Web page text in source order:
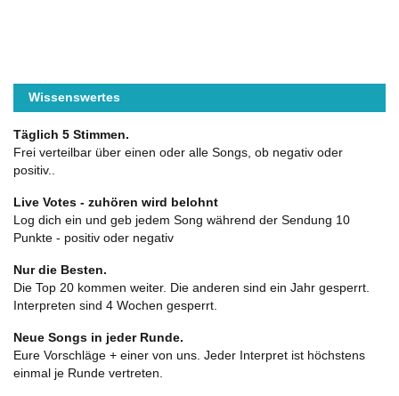
Wissenswertes
Täglich 5 Stimmen.
Frei verteilbar über einen oder alle Songs, ob negativ oder
positiv..
Live Votes - zuhören wird belohnt
Log dich ein und geb jedem Song während der Sendung 10
Punkte - positiv oder negativ
Nur die Besten.
Die Top 20 kommen weiter. Die anderen sind ein Jahr gesperrt.
Interpreten sind 4 Wochen gesperrt.
Neue Songs in jeder Runde.
Eure Vorschläge + einer von uns. Jeder Interpret ist höchstens
einmal je Runde vertreten.